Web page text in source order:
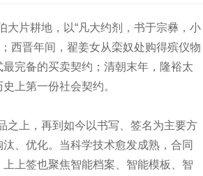
片耕地，以“凡大约剂，书于宗彝，小
西晋年间，翟姜女从栾奴处购得殡仪物
完备的买卖契约；清朝末年，隆裕太
上第一份社会契约。
之上，再到如今以书写、签名为主要方
、优化。当科学技术愈发成熟，合同
上签也聚焦智能档案、智能模板、智